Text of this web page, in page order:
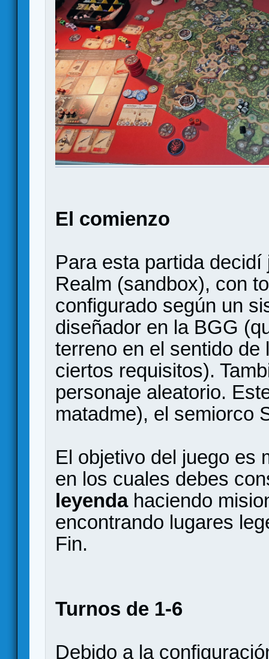
El comienzo
Para esta partida
Realm (sandbox), con
configurado según un
diseñador en la BGG
terreno en el sentido
ciertos requisitos).
personaje aleatorio.
matadme), el semiorco
El objetivo del juego es
en los cuales debes
leyendahaciendo
encontrando lugares
Fin.
Turnos de 1-6
Debido a la